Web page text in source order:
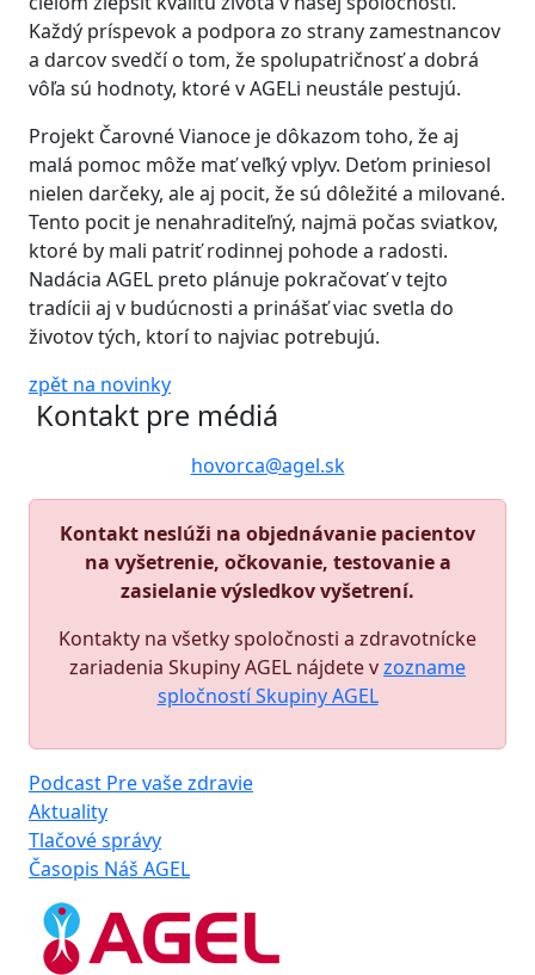
Každý príspevok a podpora zo strany zamestnancov
a darcov svedčí o tom, že spolupatričnosť a dobrá
vôľa sú hodnoty, ktoré v AGELi neustále pestujú.
Projekt Čarovné Vianoce je dôkazom toho, že aj
malá pomoc môže mať veľký vplyv. Deťom priniesol
nielen darčeky, ale aj pocit, že sú dôležité a milované.
Tento pocit je nenahraditeľný, najmä počas sviatkov,
ktoré by mali patriť rodinnej pohode a radosti.
Nadácia AGEL preto plánuje pokračovať v tejto
tradícii aj v budúcnosti a prinášať viac svetla do
životov tých, ktorí to najviac potrebujú.
zpět na novinky
Kontakt pre médiá
hovorca@agel.sk
Kontakt neslúži na objednávanie pacientov
na vyšetrenie, očkovanie, testovanie a
zasielanie výsledkov vyšetrení.
Kontakty na všetky spoločnosti a zdravotnícke
zariadenia Skupiny AGEL nájdete vzozname
spločností Skupiny AGEL
Podcast Pre vaše zdravie
Aktuality
Tlačové správy
Časopis Náš AGEL